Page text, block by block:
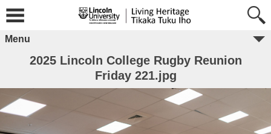
Menu
2025 Lincoln College Rugby Reunion
Friday 221.jpg